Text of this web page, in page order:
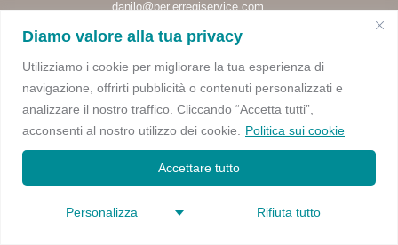
Diamo valore alla tua privacy
Utilizziamo i cookie per migliorare la tua esperienza di
navigazione, offrirti pubblicità o contenuti personalizzati e
analizzare il nostro traffico. Cliccando “Accetta tutti”,
acconsenti al nostro utilizzo dei cookie.
Politica sui cookie
Personalizza Rifiuta tutto
Accettare tutto
danilo@per.erregiservice.com.